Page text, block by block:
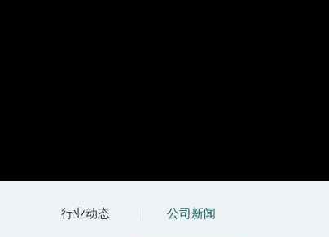
行业动态 公司新闻